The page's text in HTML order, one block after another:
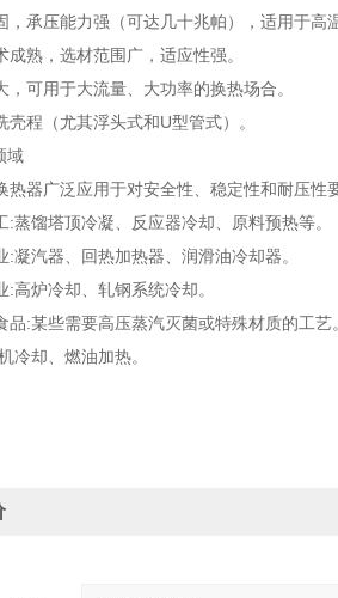
承压能力强（可达几十兆帕），适用于高温
熟，选材范围广，适应性强。
可用于大流量、大功率的换热场合。
程（尤其浮头式和U型管式）。
器广泛应用于对安全性、稳定性和耐压性
馏塔顶冷凝、反应器冷却、原料预热等。
汽器、回热加热器、润滑油冷却器。
炉冷却、轧钢系统冷却。
:某些需要高压蒸汽灭菌或特殊材质的工艺。
却、燃油加热。